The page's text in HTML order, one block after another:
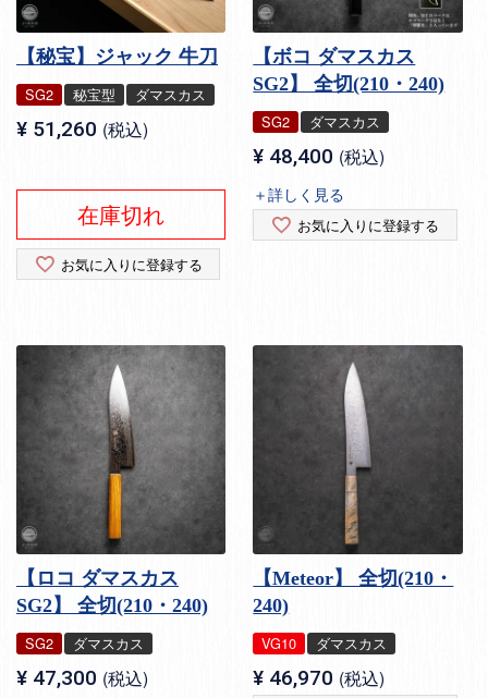
【秘宝】ジャック 牛刀
SG2 秘宝型 ダマスカス
¥ 51,260 税込
在庫切れ
お気に入りに登録する
【ボコ ダマスカス
SG2】 全切(210・240)
SG2 ダマスカス
¥ 48,400 税込
＋詳しく見る
お気に入りに登録する
【ロコ ダマスカス
SG2】 全切(210・240)
SG2 ダマスカス
¥ 47,300 税込
【Meteor】 全切(210・
240)
VG10 ダマスカス
¥ 46,970 税込